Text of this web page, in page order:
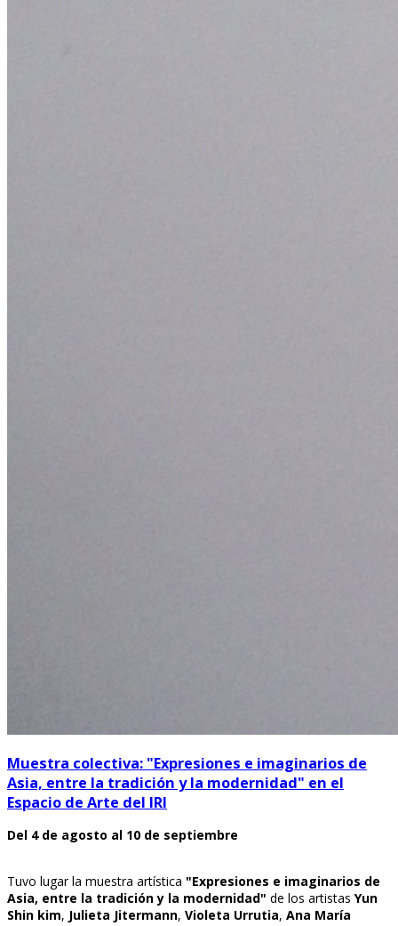
Muestra colectiva: "Expresiones e imaginarios de
Asia, entre la tradición y la modernidad" en el
Espacio de Arte del IRI
Del 4 de agosto al 10 de septiembre
Tuvo lugar la muestra artística "Expresiones e imaginarios de
Asia, entre la tradición y la modernidad" de los artistas Yun
Shin kim, Julieta Jitermann, Violeta Urrutia, Ana María